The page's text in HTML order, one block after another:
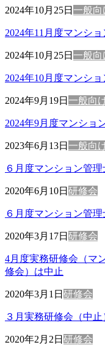
2024年10月25日 一般向
2024年11月度マンシ
2024年10月25日 一般向
2024年10月度マンシ
2024年9月19日 一般向
2024年9月度マンショ
2023年6月13日 一般向
６月度マンション管
2020年6月10日 研修会
６月度マンション管
2020年3月17日 研修会
4月度実務研修会（マ
修会）は中止
2020年3月1日 研修会
３月実務研修会（中止
2020年2月2日 研修会